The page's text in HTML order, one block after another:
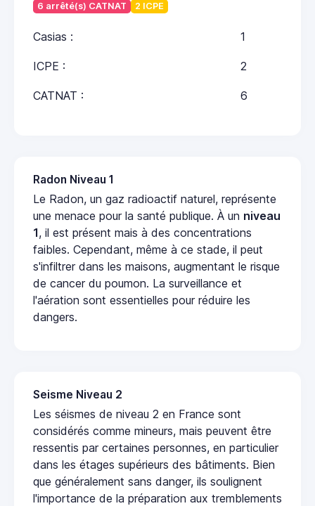
6 arrêté(s) CATNAT
2 ICPE
Casias : 1
ICPE : 2
CATNAT : 6
Radon Niveau 1
Le Radon, un gaz radioactif naturel, représente
une menace pour la santé publique. À un niveau
1, il est présent mais à des concentrations
faibles. Cependant, même à ce stade, il peut
s'infiltrer dans les maisons, augmentant le risque
de cancer du poumon. La surveillance et
l'aération sont essentielles pour réduire les
dangers.
Seisme Niveau 2
Les séismes de niveau 2 en France sont
considérés comme mineurs, mais peuvent être
ressentis par certaines personnes, en particulier
dans les étages supérieurs des bâtiments. Bien
que généralement sans danger, ils soulignent
l'importance de la préparation aux tremblements